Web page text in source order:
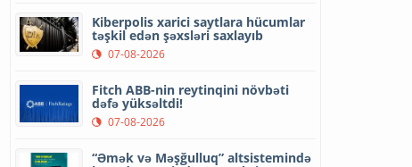
Kiberpolis xarici saytlara hücumlar
təşkil edən şəxsləri saxlayıb
07-08-2026
Fitch ABB-nin reytinqini növbəti
dəfə yüksəltdi!
07-08-2026
“Əmək və Məşğulluq” altsistemində